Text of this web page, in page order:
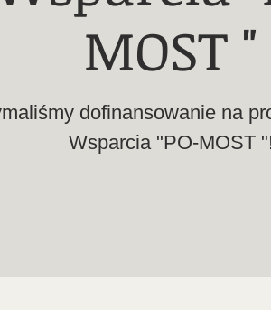
MOST "
dofinansowanie na
Wsparcia "PO-MOST "!